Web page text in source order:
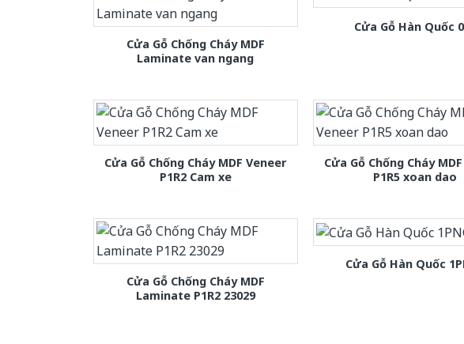
Cửa Gỗ Chống Cháy MDF
Laminate van ngang
Cửa Gỗ Hàn Quốc
Cửa Gỗ Chống Cháy MDF Veneer
P1R2 Cam xe
Cửa Gỗ Chống Cháy
P1R5 xoan dao
Cửa Gỗ Chống Cháy MDF
Laminate P1R2 23029
Cửa Gỗ Hàn Quốc